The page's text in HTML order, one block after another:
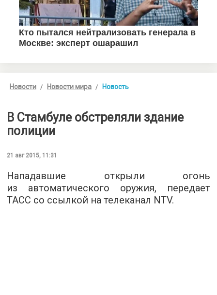
Новости Новости мира Новость
В Стамбуле обстреляли здание
полиции
21 авг 2015, 11:31
Нападавшие открыли огонь
из автоматического оружия, передает
ТАСС со ссылкой на телеканал NTV.